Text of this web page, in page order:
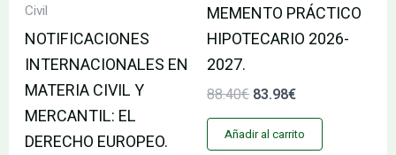
Civil
NOTIFICACIONES
INTERNACIONALES EN
MATERIA CIVIL Y
MERCANTIL: EL
DERECHO EUROPEO.
MEMENTO PRÁCTICO
HIPOTECARIO 2026-
2027.
88.40€ 83.98€
Añadir al carrito